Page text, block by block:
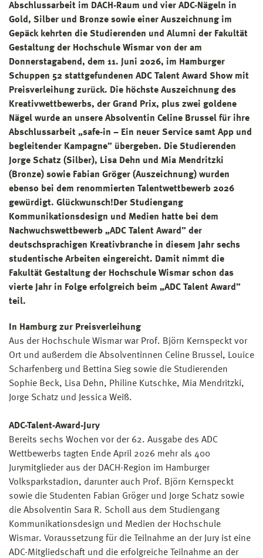
Abschlussarbeit im DACH-Raum und vier ADC-Nägeln in
Gold, Silber und Bronze sowie einer Auszeichnung im
Gepäck kehrten die Studierenden und Alumni der Fakultät
Gestaltung der Hochschule Wismar von der am
Donnerstagabend, dem 11. Juni 2026, im Hamburger
Schuppen 52 stattgefundenen ADC Talent Award Show mit
Preisverleihung zurück. Die höchste Auszeichnung des
Kreativwettbewerbs, der Grand Prix, plus zwei goldene
Nägel wurde an unsere Absolventin Celine Brussel für ihre
Abschlussarbeit „safe-in – Ein neuer Service samt App und
begleitender Kampagne” übergeben. Die Studierenden
Jorge Schatz (Silber), Lisa Dehn und Mia Mendritzki
(Bronze) sowie Fabian Gröger (Auszeichnung) wurden
ebenso bei dem renommierten Talentwettbewerb 2026
gewürdigt. Glückwunsch!Der Studiengang
Kommunikationsdesign und Medien hatte bei dem
Nachwuchswettbewerb „ADC Talent Award” der
deutschsprachigen Kreativbranche in diesem Jahr sechs
studentische Arbeiten eingereicht. Damit nimmt die
Fakultät Gestaltung der Hochschule Wismar schon das
vierte Jahr in Folge erfolgreich beim „ADC Talent Award”
teil.
In Hamburg zur Preisverleihung
Aus der Hochschule Wismar war Prof. Björn Kernspeckt vor
Ort und außerdem die Absolventinnen Celine Brussel, Louice
Scharfenberg und Bettina Sieg sowie die Studierenden
Sophie Beck, Lisa Dehn, Philine Kutschke, Mia Mendritzki,
Jorge Schatz und Jessica Weiß.
ADC-Talent-Award-Jury
Bereits sechs Wochen vor der 62. Ausgabe des ADC
Wettbewerbs tagten Ende April 2026 mehr als 400
Jurymitglieder aus der DACH-Region im Hamburger
Volksparkstadion, darunter auch Prof. Björn Kernspeckt
sowie die Studenten Fabian Gröger und Jorge Schatz sowie
die Absolventin Sara R. Scholl aus dem Studiengang
Kommunikationsdesign und Medien der Hochschule
Wismar. Voraussetzung für die Teilnahme an der Jury ist eine
ADC-Mitgliedschaft und die erfolgreiche Teilnahme an der